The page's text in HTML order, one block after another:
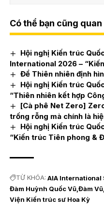
Có thể bạn cũng
Hội nghị Kiến trúc
International 2026 –
Để Thiên nhiên định
Hội nghị Kiến trúc
“Thiên nhiên kết hợp
[Cà phê Net Zero]
trống rỗng mà chính là
Hội nghị Kiến trúc
“Kiến trúc Tiên phong &
TỪ KHÓA: AIA International
Đàm Huỳnh Quốc Vũ Đàm Vũ
Viện Kiến trúc sư Hoa Kỳ